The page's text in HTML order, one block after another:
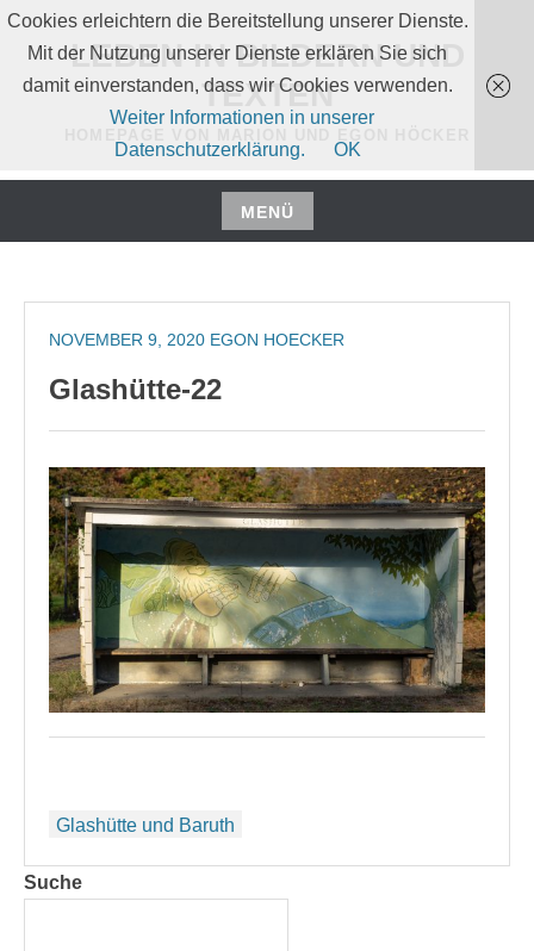
Zum
Inhalt
springen
LEBEN IN BILDERN UND
TEXTEN
MENÜ
Zum
springen
NOVEMBER 9, 2020 EGON HOECKER
Glashütte-22
Beitragsnavigation
Glashütte und Baruth
Suche
Cookies erleichtern die Bereitstellung unserer Dienste.
Mit der Nutzung unserer Dienste erklären Sie sich
damit einverstanden, dass wir Cookies verwenden.
Weiter Informationen in unserer
Datenschutzerklärung.
OK